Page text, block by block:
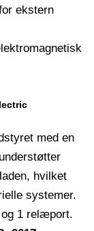
ekstern
med en
hvilket
systemer.
og 1 relæport.